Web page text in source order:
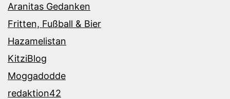
Aranitas Gedanken
Fritten, Fußball & Bier
Hazamelistan
KitziBlog
Moggadodde
redaktion42